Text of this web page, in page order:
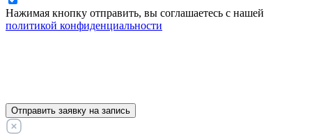
Нажимая кнопку отправить, вы соглашаетесь с нашей
политикой конфиденциальности
Отправить заявку на запись